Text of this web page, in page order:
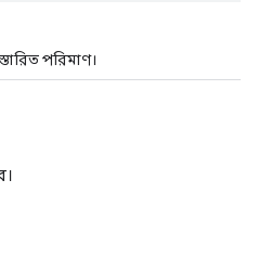
পরিমাণ।